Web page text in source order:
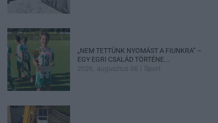
„NEM TETTÜNK NYOMÁST A FIUNKRA” –
EGY EGRI CSALÁD TÖRTÉNE...
2026. augusztus 06 Sport